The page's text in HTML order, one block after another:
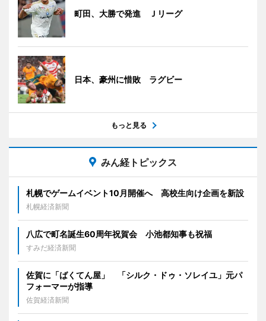
町田、大勝で発進 Ｊリーグ
日本、豪州に惜敗 ラグビー
もっと見る
みん経トピックス
札幌でゲームイベント10月開催へ 高校生向け企画を新設
札幌経済新聞
八広で町名誕生60周年祝賀会 小池都知事も祝福
すみだ経済新聞
佐賀に「ばくてん屋」 「シルク・ドゥ・ソレイユ」元パ
フォーマーが指導
佐賀経済新聞